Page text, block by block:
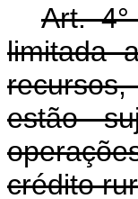
Art.
limitada
estão
crédito